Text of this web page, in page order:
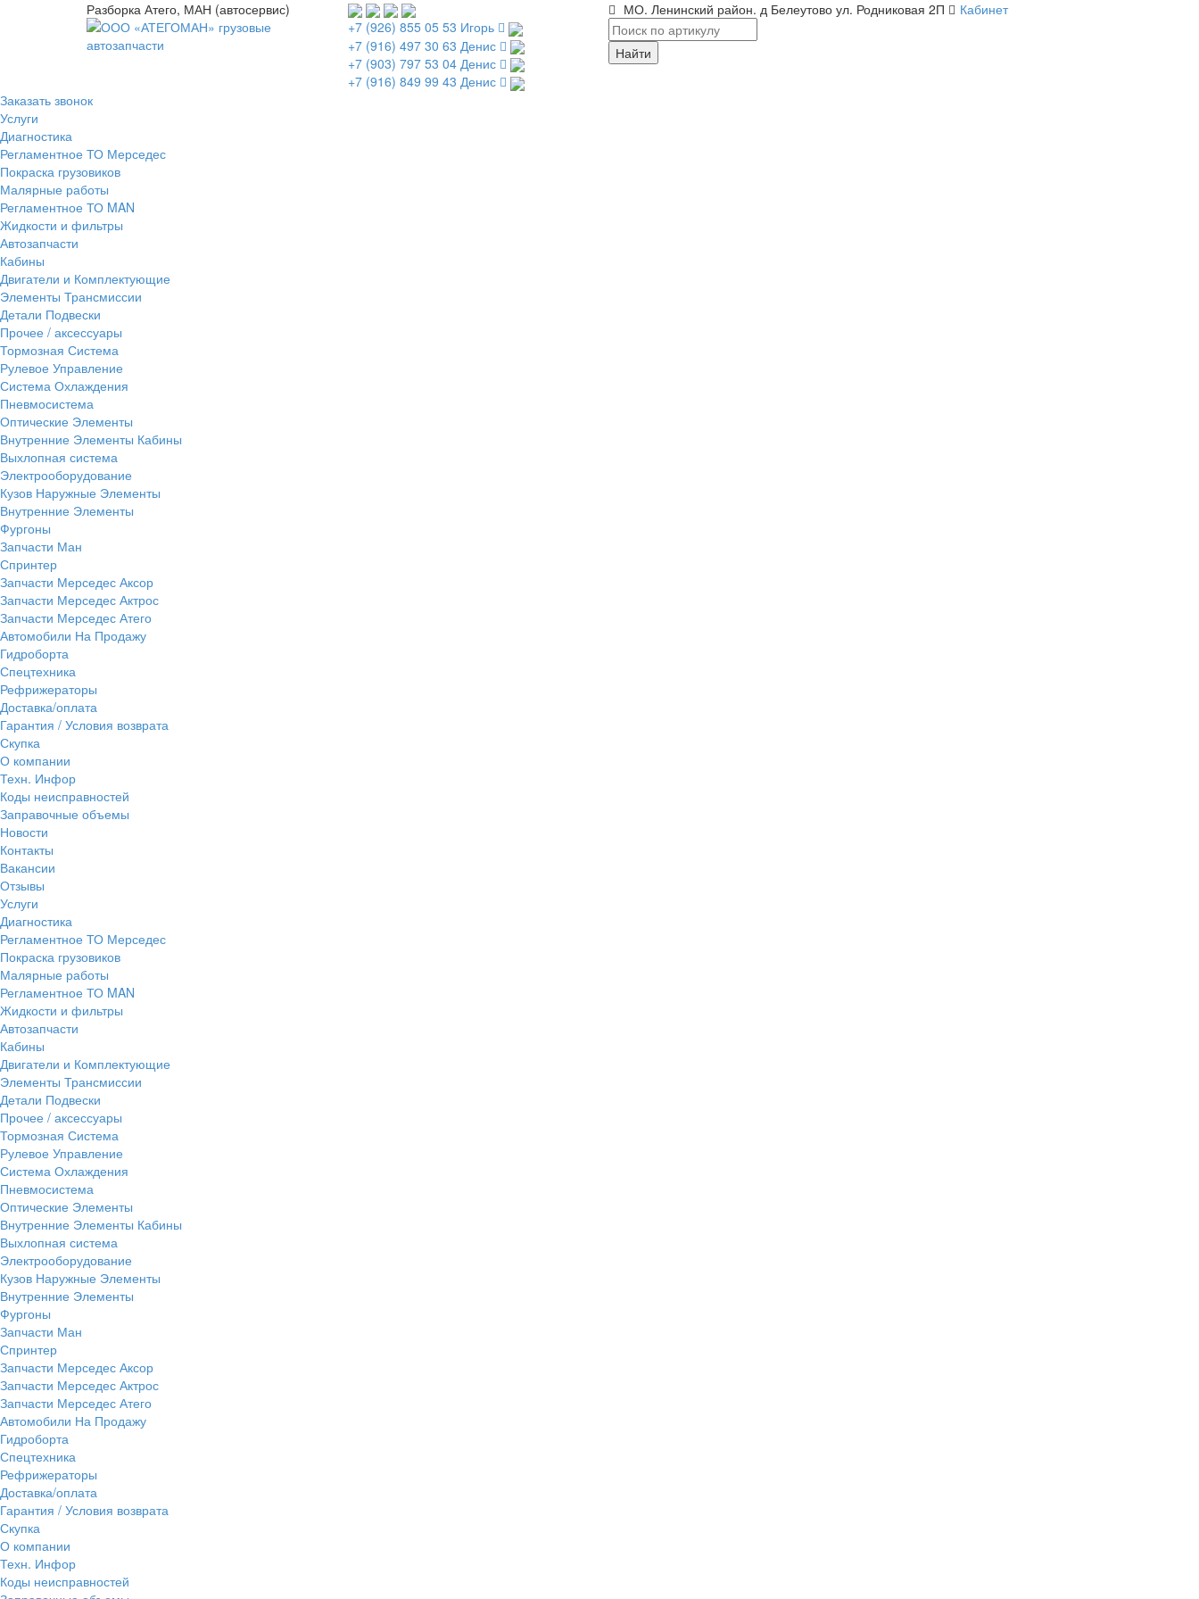
Разборка Атего, МАН (автосервис) МО. Ленинский район. д Белеутово ул. Родниковая 2П
Кабинет
+7 (926) 855 05 53 Игорь
+7 (916) 497 30 63 Денис
+7 (903) 797 53 04 Денис
+7 (916) 849 99 43 Денис
Заказать звонок
Услуги
Диагностика
Регламентное ТО Мерседес
Покраска грузовиков
Малярные работы
Регламентное ТО MAN
Жидкости и фильтры
Автозапчасти
Кабины
Двигатели и Комплектующие
Элементы Трансмиссии
Детали Подвески
Прочее / аксессуары
Тормозная Система
Рулевое Управление
Система Охлаждения
Пневмосистема
Оптические Элементы
Внутренние Элементы Кабины
Выхлопная система
Электрооборудование
Кузов Наружные Элементы
Внутренние Элементы
Фургоны
Запчасти Ман
Спринтер
Запчасти Мерседес Аксор
Запчасти Мерседес Актрос
Запчасти Мерседес Атего
Автомобили На Продажу
Гидроборта
Спецтехника
Рефрижераторы
Доставка/оплата
Гарантия / Условия возврата
Скупка
О компании
Техн. Инфор
Коды неисправностей
Заправочные объемы
Новости
Контакты
Вакансии
Отзывы
Услуги
Диагностика
Регламентное ТО Мерседес
Покраска грузовиков
Малярные работы
Регламентное ТО MAN
Жидкости и фильтры
Автозапчасти
Кабины
Двигатели и Комплектующие
Элементы Трансмиссии
Детали Подвески
Прочее / аксессуары
Тормозная Система
Рулевое Управление
Система Охлаждения
Пневмосистема
Оптические Элементы
Внутренние Элементы Кабины
Выхлопная система
Электрооборудование
Кузов Наружные Элементы
Внутренние Элементы
Фургоны
Запчасти Ман
Спринтер
Запчасти Мерседес Аксор
Запчасти Мерседес Актрос
Запчасти Мерседес Атего
Автомобили На Продажу
Гидроборта
Спецтехника
Рефрижераторы
Доставка/оплата
Гарантия / Условия возврата
Скупка
О компании
Техн. Инфор
Коды неисправностей